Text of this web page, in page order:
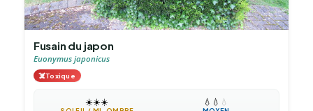
Fusain du japon
Euonymus japonicus
☠️Toxique
☀️☀️☀️ 💧 💧 💧